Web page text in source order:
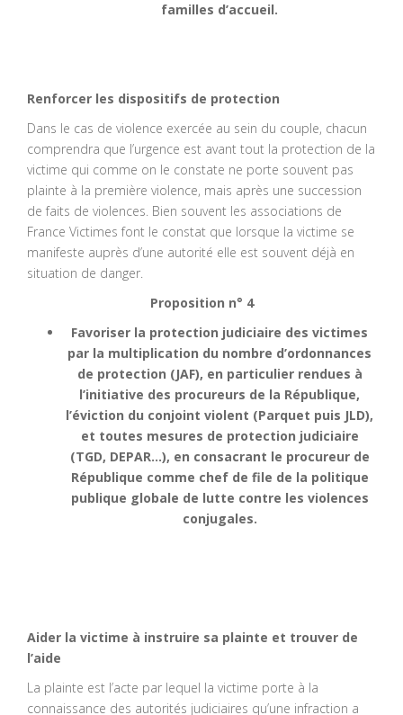
familles d’accueil.
Renforcer les dispositifs de protection
Dans le cas de violence exercée au sein du couple, chacun
comprendra que l’urgence est avant tout la protection de la
victime qui comme on le constate ne porte souvent pas
plainte à la première violence, mais après une succession
de faits de violences. Bien souvent les associations de
France Victimes font le constat que lorsque la victime se
manifeste auprès d’une autorité elle est souvent déjà en
situation de danger.
Proposition n° 4
Favoriser la protection judiciaire des victimes
par la multiplication du nombre d’ordonnances
de protection (JAF), en particulier rendues à
l’initiative des procureurs de la République,
l’éviction du conjoint violent (Parquet puis JLD),
et toutes mesures de protection judiciaire
(TGD, DEPAR…), en consacrant le procureur de
République comme chef de file de la politique
publique globale de lutte contre les violences
conjugales.
Aider la victime à instruire sa plainte et trouver de
l’aide
La plainte est l’acte par lequel la victime porte à la
connaissance des autorités judiciaires qu’une infraction a